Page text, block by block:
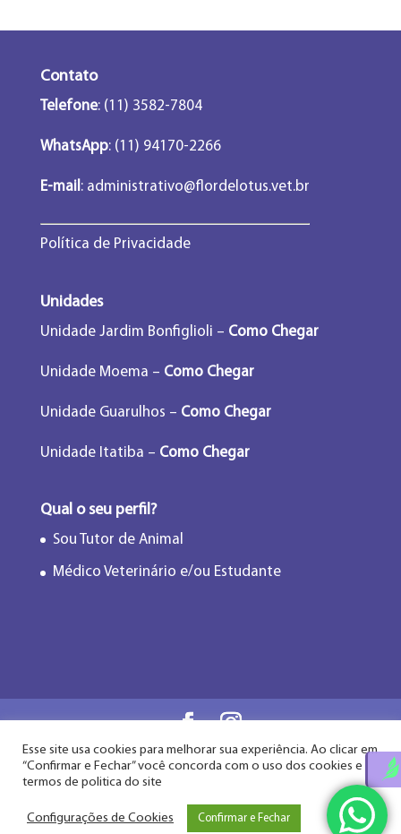
Contato
Telefone: (11) 3582-7804
WhatsApp: (11) 94170-2266
E-mail:administrativo@flordelotus.vet.br
Política de Privacidade
Unidades
Unidade Jardim Bonfiglioli – Como Chegar
Unidade Moema – Como Chegar
Unidade Guarulhos – Como Chegar
Unidade Itatiba – Como Chegar
Qual o seu perfil?
Sou Tutor de Animal
Médico Veterinário e/ou Estudante
Flor de Lótus Acupuntura Veterinária® - Desde
Esse site usa cookies para melhorar sua experiência. Ao clicar em
“Confirmar e Fechar” você concorda com o uso dos cookies e
termos de politica do site
Configurações de Cookies Confirmar e Fechar